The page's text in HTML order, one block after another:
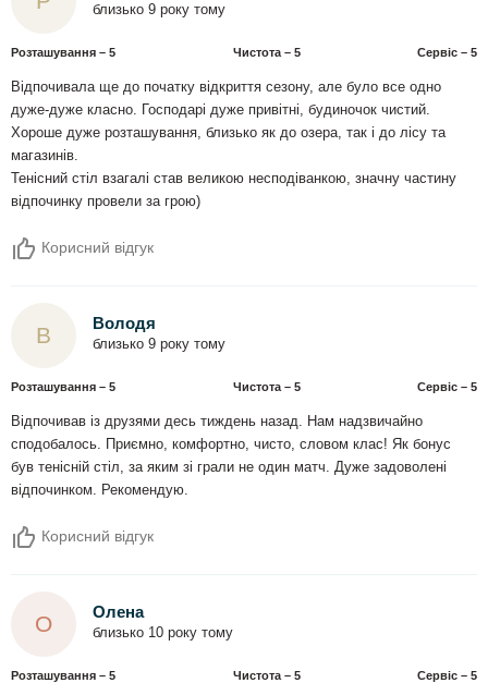
близько 9 року тому
Розташування – 5 Чистота – 5 Сервіс – 5
Відпочивала ще до початку відкриття сезону, але було все одно
дуже-дуже класно. Господарі дуже привітні, будиночок чистий.
Хороше дуже розташування, близько як до озера, так і до лісу та
магазинів.
Тенісний стіл взагалі став великою несподіванкою, значну частину
відпочинку провели за грою)
Корисний відгук
В Володя
близько 9 року тому
Розташування – 5 Чистота – 5 Сервіс – 5
Відпочивав із друзями десь тиждень назад. Нам надзвичайно
сподобалось. Приємно, комфортно, чисто, словом клас! Як бонус
був тенісній стіл, за яким зі грали не один матч. Дуже задоволені
відпочинком. Рекомендую.
Корисний відгук
О Олена
близько 10 року тому
Розташування – 5 Чистота – 5 Сервіс – 5